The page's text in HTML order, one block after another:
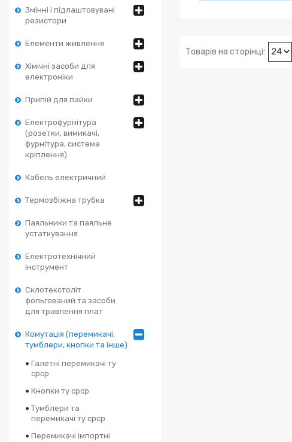
Змінні і підлаштовувані
резистори
Елементи живлення
Хімічні засоби для
електроніки
Припій для пайки
Електрофурнітура
(розетки, вимикачі,
фурнітура, система
кріплення)
Кабель електричний
Термозбіжна трубка
Паяльники та паяльне
устаткування
Електротехнічний
інструмент
Склотекстоліт
фольгований та засоби
для травлення плат
Комутація (перемикачі,
тумблери, кнопки та інше)
Галетні перемикачі ту
срср
Кнопки ту срср
Тумблери та
перемикачі ту срср
Перемикачі імпортні